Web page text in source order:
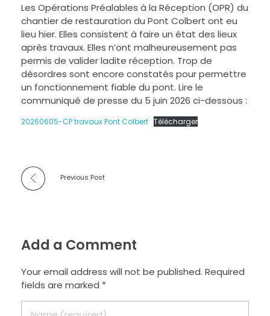
Les Opérations Préalables à la Réception (OPR) du
chantier de restauration du Pont Colbert ont eu
lieu hier. Elles consistent à faire un état des lieux
après travaux. Elles n’ont malheureusement pas
permis de valider ladite réception. Trop de
désordres sont encore constatés pour permettre
un fonctionnement fiable du pont. Lire le
communiqué de presse du 5 juin 2026 ci-dessous :
20260605-CP travaux Pont Colbert Télécharger
Previous Post
Add a Comment
Your email address will not be published. Required
fields are marked *